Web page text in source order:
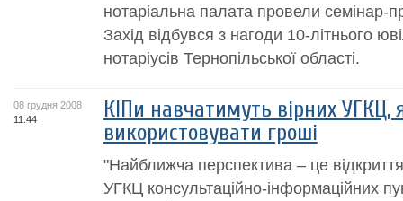
нотаріальна палата провели семінар-
Захід відбувся з нагоди 10-літнього
нотаріусів Тернопільської області.
08 грудня 2008
11:44
КІПи навчатимуть вірних УГКЦ,
використовувати гроші
"Найближча перспектива – це відкриття
УГКЦ консультаційно-інформаційних